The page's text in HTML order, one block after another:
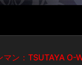
ン：TSUTAYA O-